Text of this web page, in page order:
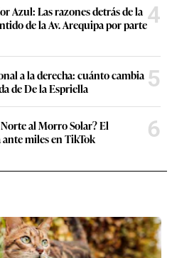
Azul: Las razones detrás de la
de la Av. Arequipa por parte4
a la derecha: cuánto cambia
de De la Espriella
5
al Morro Solar? El
ante miles en TikTok
6